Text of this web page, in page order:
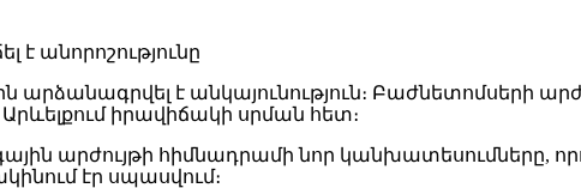
արձանագրվել է անկայունություն։ Բաժնետոմսերի
իրավիճակի սրման հետ։
արժույթի հիմնադրամի նոր
էր սպասվում։